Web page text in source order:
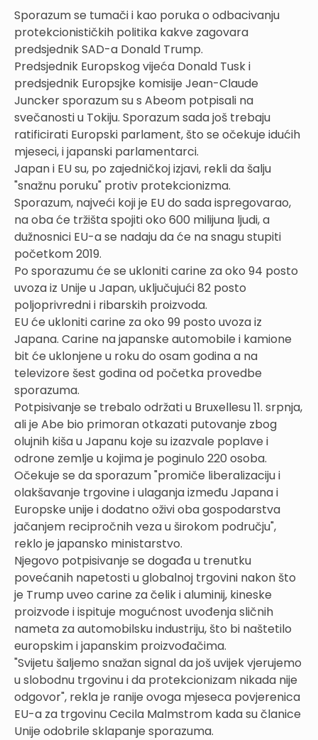
Sporazum se tumači i kao poruka o odbacivanju
protekcionističkih politika kakve zagovara
predsjednik SAD-a Donald Trump.
Predsjednik Europskog vijeća Donald Tusk i
predsjednik Europsjke komisije Jean-Claude
Juncker sporazum su s Abeom potpisali na
svečanosti u Tokiju. Sporazum sada još trebaju
ratificirati Europski parlament, što se očekuje idućih
mjeseci, i japanski parlamentarci.
Japan i EU su, po zajedničkoj izjavi, rekli da šalju
"snažnu poruku" protiv protekcionizma.
Sporazum, najveći koji je EU do sada ispregovarao,
na oba će tržišta spojiti oko 600 milijuna ljudi, a
dužnosnici EU-a se nadaju da će na snagu stupiti
početkom 2019.
Po sporazumu će se ukloniti carine za oko 94 posto
uvoza iz Unije u Japan, uključujući 82 posto
poljoprivredni i ribarskih proizvoda.
EU će ukloniti carine za oko 99 posto uvoza iz
Japana. Carine na japanske automobile i kamione
bit će uklonjene u roku do osam godina a na
televizore šest godina od početka provedbe
sporazuma.
Potpisivanje se trebalo održati u Bruxellesu 11. srpnja,
ali je Abe bio primoran otkazati putovanje zbog
olujnih kiša u Japanu koje su izazvale poplave i
odrone zemlje u kojima je poginulo 220 osoba.
Očekuje se da sporazum "promiče liberalizaciju i
olakšavanje trgovine i ulaganja između Japana i
Europske unije i dodatno oživi oba gospodarstva
jačanjem recipročnih veza u širokom području",
reklo je japansko ministarstvo.
Njegovo potpisivanje se događa u trenutku
povećanih napetosti u globalnoj trgovini nakon što
je Trump uveo carine za čelik i aluminij, kineske
proizvode i ispituje mogućnost uvođenja sličnih
nameta za automobilsku industriju, što bi naštetilo
europskim i japanskim proizvođačima.
"Svijetu šaljemo snažan signal da još uvijek vjerujemo
u slobodnu trgovinu i da protekcionizam nikada nije
odgovor", rekla je ranije ovoga mjeseca povjerenica
EU-a za trgovinu Cecila Malmstrom kada su članice
Unije odobrile sklapanje sporazuma.